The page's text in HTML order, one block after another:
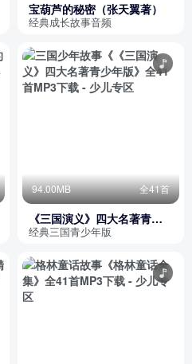
宝葫芦的秘密（张天翼著）
经典成长故事音频
94.00MB 全41首
《三国演义》四大名著青少
年版
经典三国青少年版